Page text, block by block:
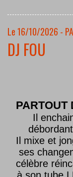
Le 16/10/2026 -
DJ FOU
PARTOUT
Il
Il mixe et
ses
célèbre